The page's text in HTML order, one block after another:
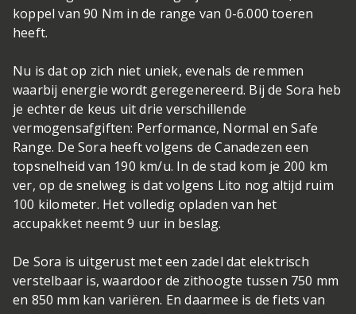
koppel van 90 Nm in de range van 0-6.000 toeren
heeft.
Nu is dat op zich niet uniek, evenals de remmen
waarbij energie wordt geregenereerd. Bij de Sora heb
je echter de keus uit drie verschillende
vermogensafgiften: Performance, Normal en Safe
Range. De Sora heeft volgens de Canadezen een
topsnelheid van 190 km/u. In de stad kom je 200 km
ver, op de snelweg is dat volgens Lito nog altijd ruim
100 kilometer. Het volledig opladen van het
accupakket neemt 9 uur in beslag.
De Sora is uitgerust met een zadel dat elektrisch
verstelbaar is, waardoor de zithoogte tussen 750 mm
en 850 mm kan variëren. En daarmee is de fiets van